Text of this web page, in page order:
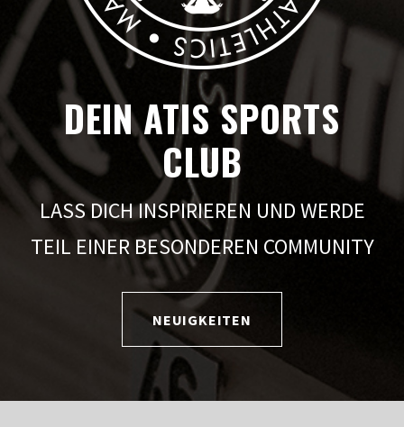
DEIN ATIS SPORTS
CLUB
LASS DICH INSPIRIEREN UND WERDE
TEIL EINER BESONDEREN COMMUNITY
NEUIGKEITEN